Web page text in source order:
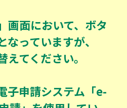
面において、ボタ
っていますが、
えてください。
子申請システム「e-